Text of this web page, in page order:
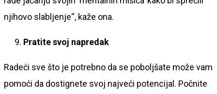
njihovo slabljenje“, kaže ona.
Pratite svoj napredak
Radeći sve što je potrebno da se poboljšate može vam
pomoći da dostignete svoj najveći potencijal. Počnite